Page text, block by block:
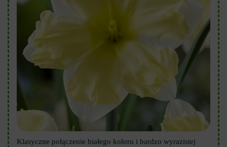
Klasyczne połączenie białego koloru i bardzo wyrazistej